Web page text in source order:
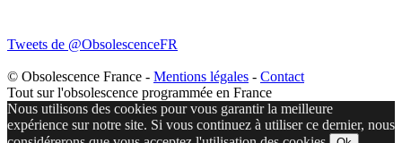
Tweets de @ObsolescenceFR
© Obsolescence France - Mentions légales - Contact
Tout sur l'obsolescence programmée en France
Nous utilisons des cookies pour vous garantir la meilleure
expérience sur notre site. Si vous continuez à utiliser ce dernier, nous